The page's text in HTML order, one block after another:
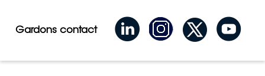
Gardons contact